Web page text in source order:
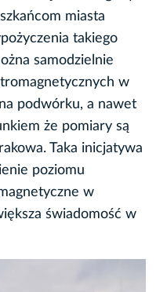
miasta
takiego
samodzielnie
w
podwórku, a nawet
że pomiary są
Taka inicjatywa
poziomu
w
świadomość w